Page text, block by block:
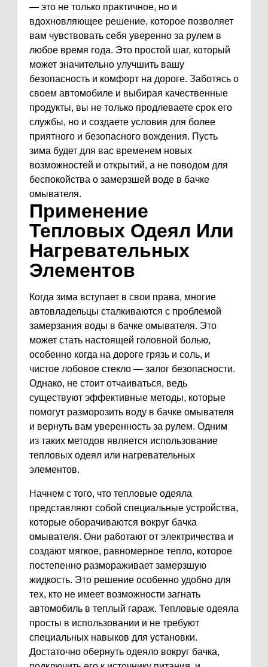
— это не только практичное, но и
вдохновляющее решение, которое позволяет
вам чувствовать себя уверенно за рулем в
любое время года. Это простой шаг, который
может значительно улучшить вашу
безопасность и комфорт на дороге. Заботясь о
своем автомобиле и выбирая качественные
продукты, вы не только продлеваете срок его
службы, но и создаете условия для более
приятного и безопасного вождения. Пусть
зима будет для вас временем новых
возможностей и открытий, а не поводом для
беспокойства о замерзшей воде в бачке
омывателя.
Применение
Тепловых Одеял Или
Нагревательных
Элементов
Когда зима вступает в свои права, многие
автовладельцы сталкиваются с проблемой
замерзания воды в бачке омывателя. Это
может стать настоящей головной болью,
особенно когда на дороге грязь и соль, и
чистое лобовое стекло — залог безопасности.
Однако, не стоит отчаиваться, ведь
существуют эффективные методы, которые
помогут разморозить воду в бачке омывателя
и вернуть вам уверенность за рулем. Одним
из таких методов является использование
тепловых одеял или нагревательных
элементов.
Начнем с того, что тепловые одеяла
представляют собой специальные устройства,
которые оборачиваются вокруг бачка
омывателя. Они работают от электричества и
создают мягкое, равномерное тепло, которое
постепенно размораживает замерзшую
жидкость. Это решение особенно удобно для
тех, кто не имеет возможности загнать
автомобиль в теплый гараж. Тепловые одеяла
просты в использовании и не требуют
специальных навыков для установки.
Достаточно обернуть одеяло вокруг бачка,